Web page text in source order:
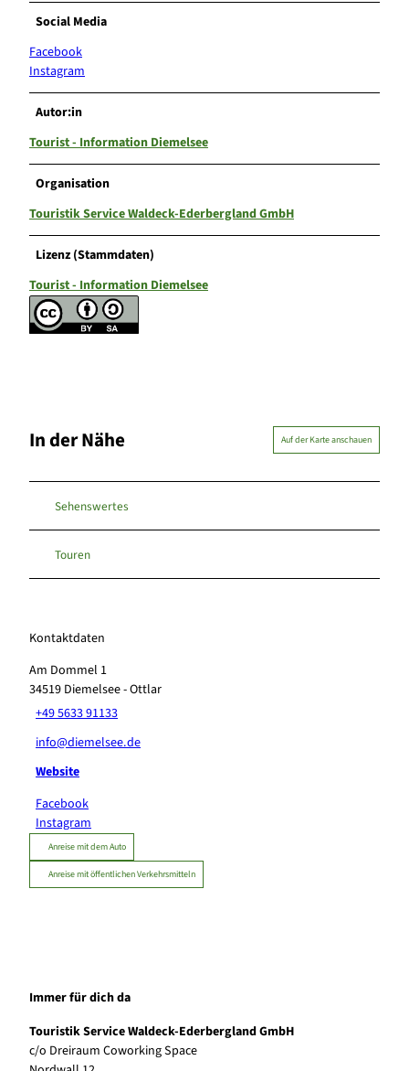
Social Media
Facebook
Instagram
Autor:in
Tourist - Information Diemelsee
Organisation
Touristik Service Waldeck-Ederbergland GmbH
Lizenz (Stammdaten)
Tourist - Information Diemelsee
In der Nähe Auf der Karte anschauen
Sehenswertes
Touren
Kontaktdaten
Am Dommel 1
34519 Diemelsee- Ottlar
+49 5633 91133
info@diemelsee.de
Website
Facebook
Instagram
Anreise mit dem Auto
Anreise mit öffentlichen Verkehrsmitteln
Immer für dich da
Touristik Service Waldeck-Ederbergland GmbH
c/o Dreiraum Coworking Space